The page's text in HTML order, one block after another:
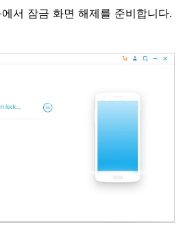
서 잠금 화면 해제를 준비합니다.